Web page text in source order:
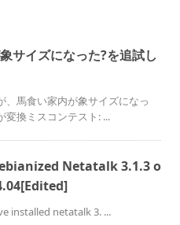
サイズになった?を追試し
、馬食い家内が象サイズになっ
換ミスコンテスト: ...
Netatalk 3.1.3 o
installed netatalk 3. ...